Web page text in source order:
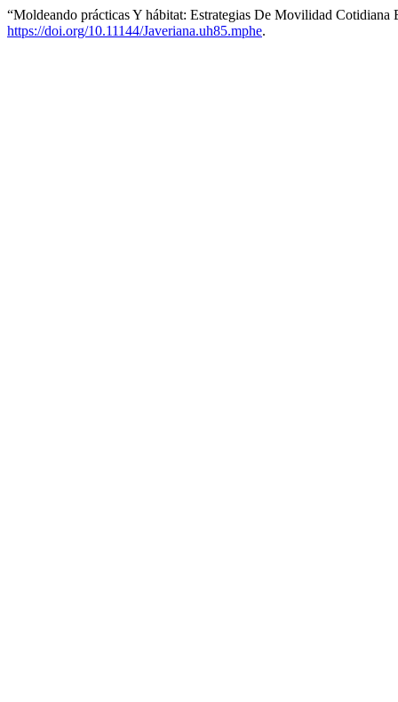
“Moldeando prácticas Y hábitat: Estrategias De Movilidad Cotidiana
https://doi.org/10.11144/Javeriana.uh85.mphe.